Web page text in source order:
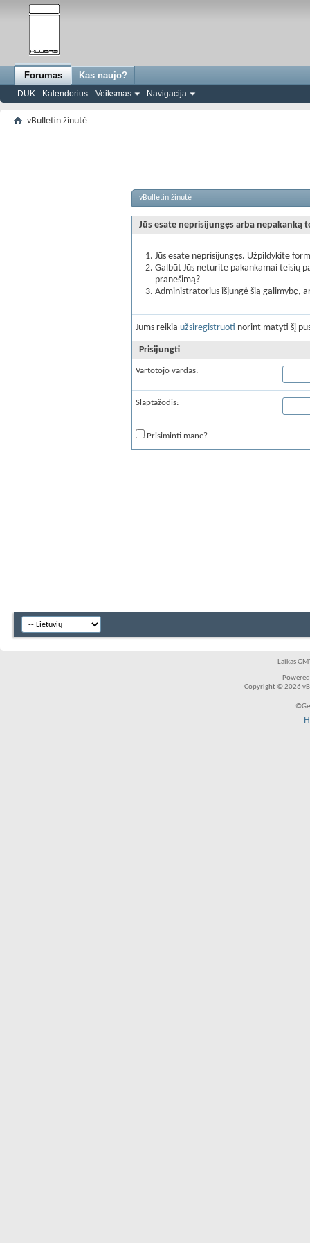
Forumas
DUK Kalendorius Veiksmas Navigacija
Kas naujo?
vBulletin žinutė
vBulletin žinutė
Jūs esate neprisijungęs arba nepakanką
Jūs esate neprisijungęs. Užpildykite
Galbūt Jūs neturite pakankamai teisių
pranešimą?
Administratorius išjungė šią galimybę,
Jums reikia užsiregistruoti norint matyti šį
Prisijungti
Vartotojo vardas:
Slaptažodis:
Prisiminti mane?
Laikas
Copyright © 2026